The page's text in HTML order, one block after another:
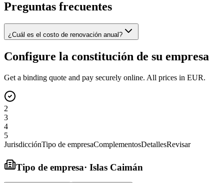
Preguntas frecuentes
¿Cuál es el costo de renovación anual?
Configure la constitución de su empresa
Get a binding quote and pay securely online. All prices in EUR.
2
3
4
5
JurisdicciónTipo de empresaComplementosDetallesRevisar
Tipo de empresa· Islas Caimán